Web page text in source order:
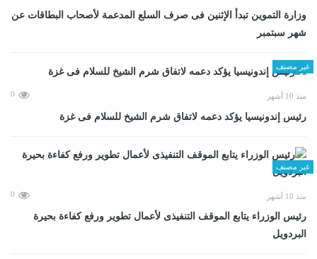
وزارة التموين تبدأ الإثنين فى صرف السلع المدعمة لأصحاب البطاقات عن
شهر سبتمبر
غير مصنف
منذ 10 أشهر 0
رئيس إندونيسيا يؤكد دعمه لاتفاق شرم الشيخ للسلام فى غزة
غير مصنف
منذ 10 أشهر 0
رئيس الوزراء يتابع الموقف التنفيذى لأعمال تطوير ورفع كفاءة بحيرة
البردويل